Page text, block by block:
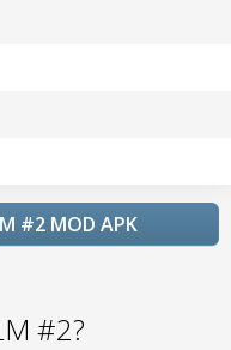
#2 MOD APK
#2?